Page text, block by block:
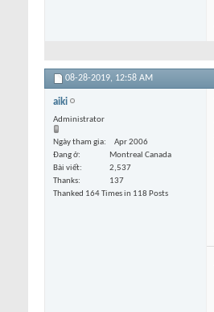
08-28-2019, 12:58 AM
aiki
Administrator
Ngày tham gia
Apr 2006
Đang ở
Montreal Canada
Bài viết
2,537
Thanks
137
Thanked 164 Times in 118 Posts